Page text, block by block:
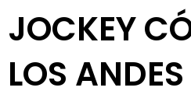
JOCKEY
LOS ANDES